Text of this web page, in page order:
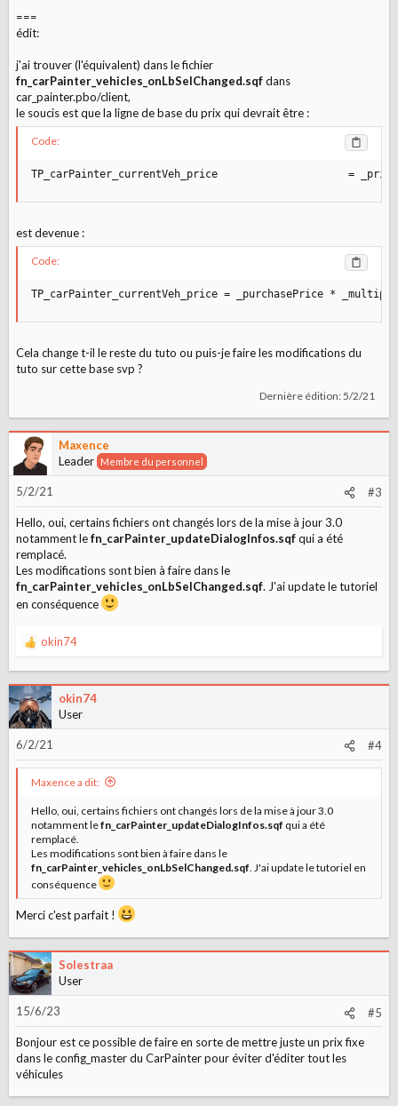
===
édit:
j'ai trouver (l'équivalent) dans le fichier
fn_carPainter_vehicles_onLbSelChanged.sqfdans
car_painter.pbo/client,
le soucis est que la ligne de base du prix qui devrait être :
Code:
TP_carPainter_currentVeh_price                     =
est devenue :
Code:
TP_carPainter_currentVeh_price = _purchasePrice *
Cela change t-il le reste du tuto ou puis-je faire les modifications du
tuto sur cette base svp ?
Dernière édition: 5/2/21
Maxence
Leader
Membre du personnel
5/2/21 #3
Hello, oui, certains fichiers ont changés lors de la mise à jour 3.0
notamment lefn_carPainter_updateDialogInfos.sqfqui a été
remplacé.
Les modifications sont bien à faire dans le
fn_carPainter_vehicles_onLbSelChanged.sqf. J'ai update le tutoriel
en conséquence
L
r
é
a
c
t
okin74
okin74
User
6/2/21 #4
Maxence a dit:
Hello, oui, certains fichiers ont changés lors de la mise à jour 3.0
notamment lefn_carPainter_updateDialogInfos.sqf qui a été
remplacé.
Les modifications sont bien à faire dans le
fn_carPainter_vehicles_onLbSelChanged.sqf . J'ai update le tutoriel en
conséquence
Merci c'est parfait !
Solestraa
User
15/6/23 #5
Bonjour est ce possible de faire en sorte de mettre juste un prix fixe
dans le config_master du CarPainter pour éviter d'éditer tout les
véhicules